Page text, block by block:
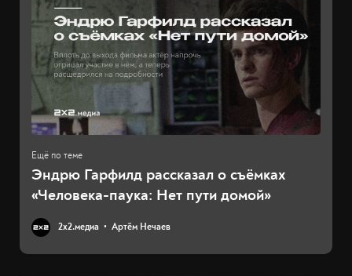
Эндрю Гарфилд рассказал о съёмках
«Человека-паука: Нет пути домой»
2х2.медиа Артём Нечаев